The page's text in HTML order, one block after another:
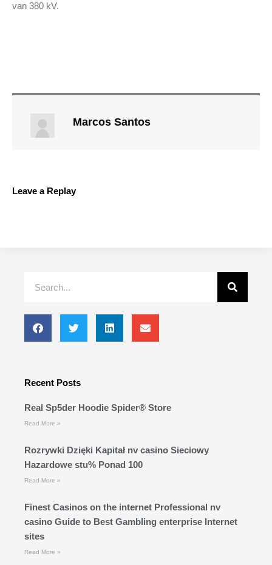
van 380 kV.
Marcos Santos
Leave a Replay
Recent Posts
Real Sp5der Hoodie Spider® Store
Read More »
Rozrywki Dzięki Kapitał nv casino Sieciowy
Hazardowe stu% Ponad 100
Read More »
Finest Casinos on the internet Professional nv
casino Guide to Best Gambling enterprise Internet
sites
Read More »